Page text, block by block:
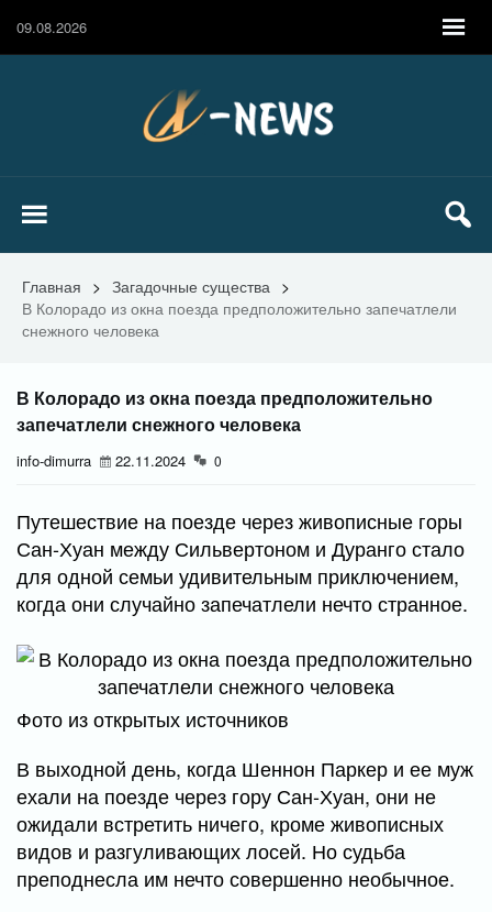
09.08.2026
Главная > Загадочные существа >
В Колорадо из окна поезда предположительно запечатлели
снежного человека
В Колорадо из окна поезда предположительно
запечатлели снежного человека
info-dimurra 22.11.2024 0
Путешествие на поезде через живописные горы
Сан-Хуан между Сильвертоном и Дуранго стало
для одной семьи удивительным приключением,
когда они случайно запечатлели нечто странное.
Фото из открытых источников
В выходной день, когда Шеннон Паркер и ее муж
ехали на поезде через гору Сан-Хуан, они не
ожидали встретить ничего, кроме живописных
видов и разгуливающих лосей. Но судьба
преподнесла им нечто совершенно необычное.